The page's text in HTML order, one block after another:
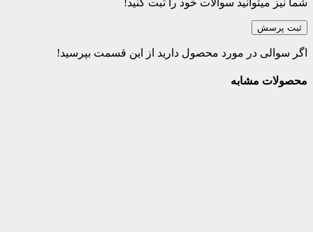
سوالات خود را ثبت کنید!
در مورد محصول دارید از این قسمت بپرسید!
مشابه